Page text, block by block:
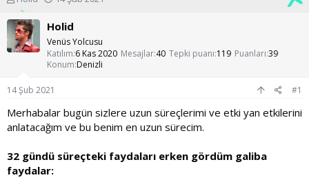
o
n
u
y
a
ş
l
a
t
n
ş
a
n
t
r
h
Holid
Venüs Yolcusu
Katılım 6 Kas 2020 Mesajlar 40 Tepki puanı 119 Puanları 39
Konum Denizli
14 Şub 2021 #1
Merhabalar bugün sizlere uzun süreçlerimi ve etki yan etkilerini
anlatacağım ve bu benim en uzun sürecim.
32 gündü süreçteki faydaları erken gördüm galiba
faydalar: